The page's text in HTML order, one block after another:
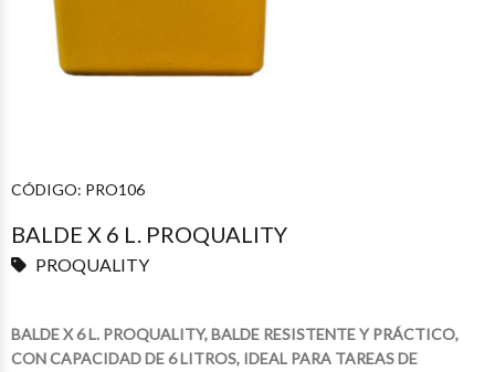
CÓDIGO: PRO106
BALDE X 6 L. PROQUALITY
PROQUALITY
BALDE X 6 L. PROQUALITY, BALDE RESISTENTE Y PRÁCTICO,
CON CAPACIDAD DE 6 LITROS, IDEAL PARA TAREAS DE